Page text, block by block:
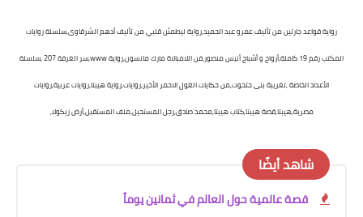
رواية قواعد جارتين من تأليف عمرو عبد الحميد,رواية ليطمئن قلبي من تأليف أدهم الشرقاوى,سلسلة روايات
المكتب رقم 19 كاملة,أرواح و أشباح أنيس منصور,فن اللامبالاة مارك مانسون,رواية www,سر الغرفة 207 ,سلسلة
الأعداد الخاصة ,تغريبة بنى حتحوت,من حكايات الغول الاحمر الأخير,روايات,رواية هيبتا,روايات عربية,روايات
مصرية,هيبتا,قصة هيبتا,كتاب هيبتا,محمد صادق,رجل المستحيل,ملف المستقبل,أرض زيكولا,
شاهد أيضًا
قصة عالمية حول العالم في ثمانين يوماً